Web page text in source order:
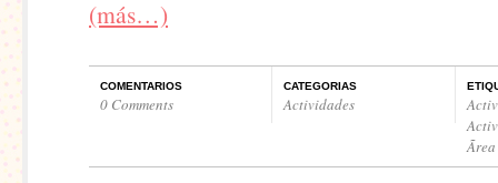
(más…)
COMENTARIOS
0 Comments
CATEGORIAS
Actividades